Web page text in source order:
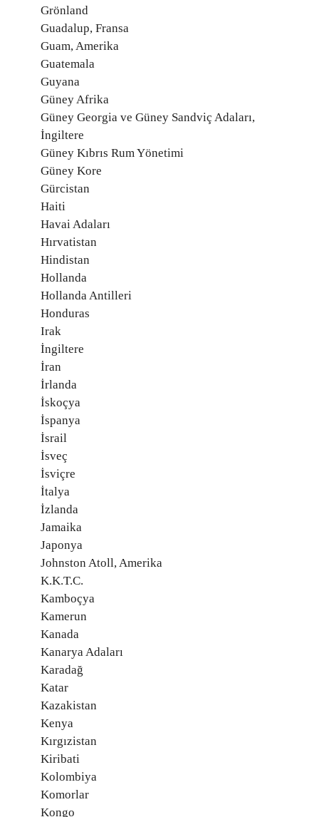
Grönland
Guadalup, Fransa
Guam, Amerika
Guatemala
Guyana
Güney Afrika
Güney Georgia ve Güney Sandviç Adaları,
İngiltere
Güney Kıbrıs Rum Yönetimi
Güney Kore
Gürcistan
Haiti
Havai Adaları
Hırvatistan
Hindistan
Hollanda
Hollanda Antilleri
Honduras
Irak
İngiltere
İran
İrlanda
İskoçya
İspanya
İsrail
İsveç
İsviçre
İtalya
İzlanda
Jamaika
Japonya
Johnston Atoll, Amerika
K.K.T.C.
Kamboçya
Kamerun
Kanada
Kanarya Adaları
Karadağ
Katar
Kazakistan
Kenya
Kırgızistan
Kiribati
Kolombiya
Komorlar
Kongo